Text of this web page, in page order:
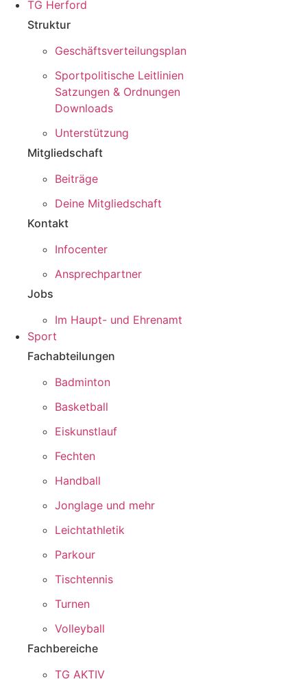
TG Herford
Struktur
Geschäftsverteilungsplan
Sportpolitische Leitlinien
Satzungen & Ordnungen
Downloads
Unterstützung
Mitgliedschaft
Beiträge
Deine Mitgliedschaft
Kontakt
Infocenter
Ansprechpartner
Jobs
Im Haupt- und Ehrenamt
Sport
Fachabteilungen
Badminton
Basketball
Eiskunstlauf
Fechten
Handball
Jonglage und mehr
Leichtathletik
Parkour
Tischtennis
Turnen
Volleyball
Fachbereiche
TG AKTIV